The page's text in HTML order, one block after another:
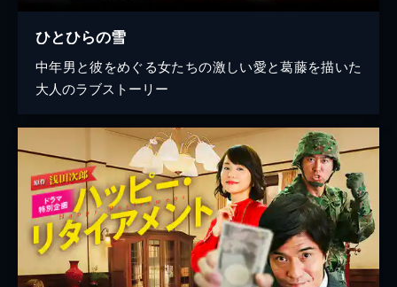
ひとひらの雪
中年男と彼をめぐる女たちの激しい愛と葛藤を描いた
大人のラブストーリー